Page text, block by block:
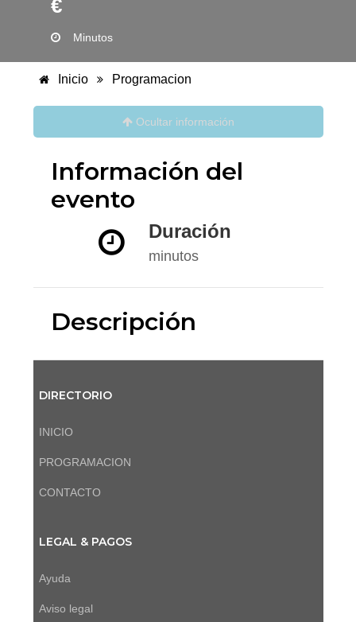
€
Minutos
Inicio Programacion
Ocultar información
Información del
evento
Duración
minutos
Descripción
DIRECTORIO
INICIO
PROGRAMACION
CONTACTO
LEGAL & PAGOS
Ayuda
Aviso legal